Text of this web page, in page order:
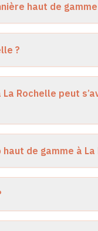
haut de gamme
?
Rochelle peut
de gamme à La